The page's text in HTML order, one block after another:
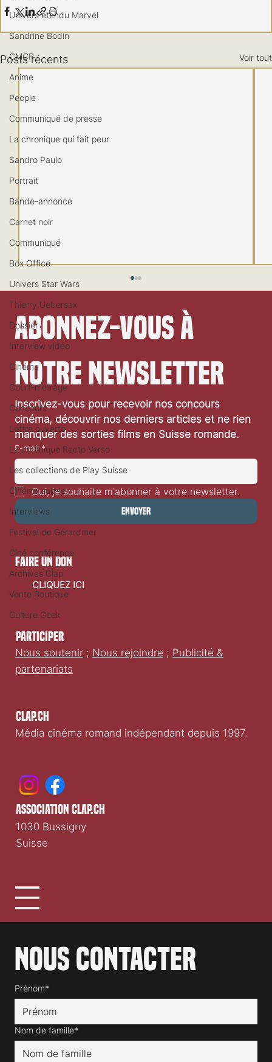
Univers étendu Marvel
Sandrine Bodin
CMCR
Anime
People
Communiqué de presse
La chronique qui fait peur
Sandro Paulo
Portrait
Bande-annonce
Carnet noir
Communiqué
Box Office
Univers Star Wars
Thierry Uebersax
Dossier
Interview vidéo
Cinéma
Court-métrage
Concours
Lettre ouverte
La chronique Recto Verso
Les collections de Play Suisse
Cinéma suisse
Interviews
Festival de Gérardmer
Ciné conférence
Archives Clap
Vente Boutique
Culture Geek
Posts récents Voir tout
Festival de Locarno 2026: Jaws
Abonnez-vous à
notre newsletter
Inscrivez-vous pour recevoir nos concours
cinéma, découvrir nos derniers articles et ne rien
manquer des sorties films en Suisse romande.
E-mail *
Oui, je souhaite m'abonner à votre newsletter.
Envoyer
Clap.ch
Média cinéma romand indépendant depuis 1997.
Participer
Nous soutenir ; Nous rejoindre ; Publicité &
partenariats
Nous contacter
Prénom*
Nom de famille*
faire un don
CLIQUEZ ICI
association clap.ch
1030 Bussigny
Suisse